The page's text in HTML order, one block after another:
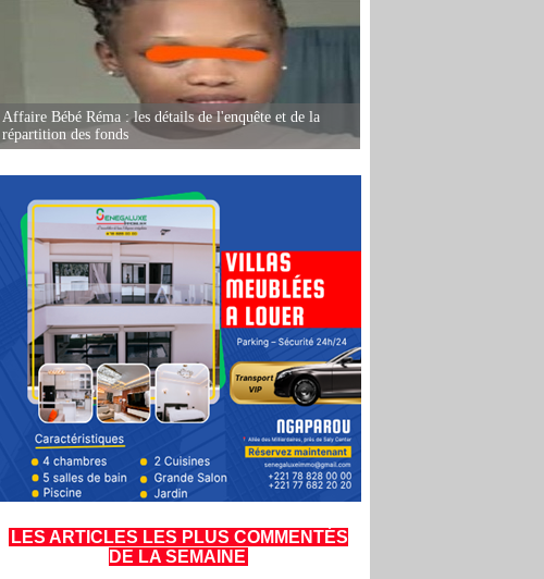
Affaire Bébé Réma : les détails de l'enquête et de la
répartition des fonds
LES ARTICLES LES PLUS COMMENTÉS
DE LA SEMAINE